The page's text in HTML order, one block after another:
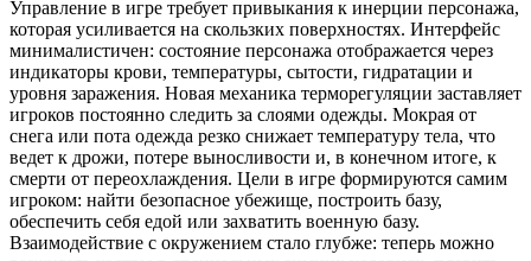
Управление в игре требует привыкания к инерции персонажа,
которая усиливается на скользких поверхностях. Интерфейс
минималистичен: состояние персонажа отображается через
индикаторы крови, температуры, сытости, гидратации и
уровня заражения. Новая механика терморегуляции заставляет
игроков постоянно следить за слоями одежды. Мокрая от
снега или пота одежда резко снижает температуру тела, что
ведет к дрожи, потере выносливости и, в конечном итоге, к
смерти от переохлаждения. Цели в игре формируются самим
игроком: найти безопасное убежище, построить базу,
обеспечить себя едой или захватить военную базу.
Взаимодействие с окружением стало глубже: теперь можно